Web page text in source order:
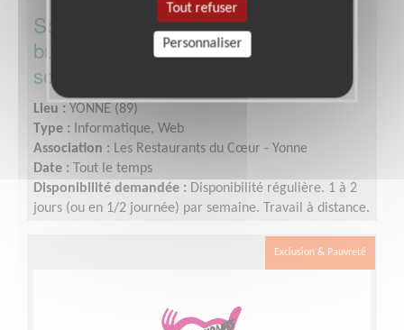
Soutien informatique/Aide à la
bureautique pour une association de
solidarité
Lieu : YONNE (89)
Type : Informatique, Web
Association : Les Restaurants du Cœur - Yonne
Date : Tout le temps
Disponibilité demandée : Disponibilité régulière. 1 à 2
jours (ou en 1/2 journée) par semaine. Travail à distance.
Exclusion & Pauvreté
Tout refuser
Personnaliser